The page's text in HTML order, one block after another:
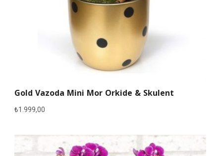
Gold Vazoda Mini Mor Orkide & Skulent
₺1.999,00